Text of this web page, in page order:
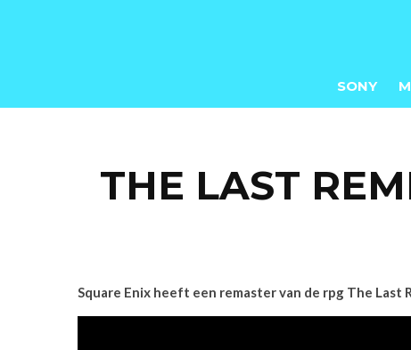
SONY
THE LAST
Square Enix heeft een remaster van de rpg The Last